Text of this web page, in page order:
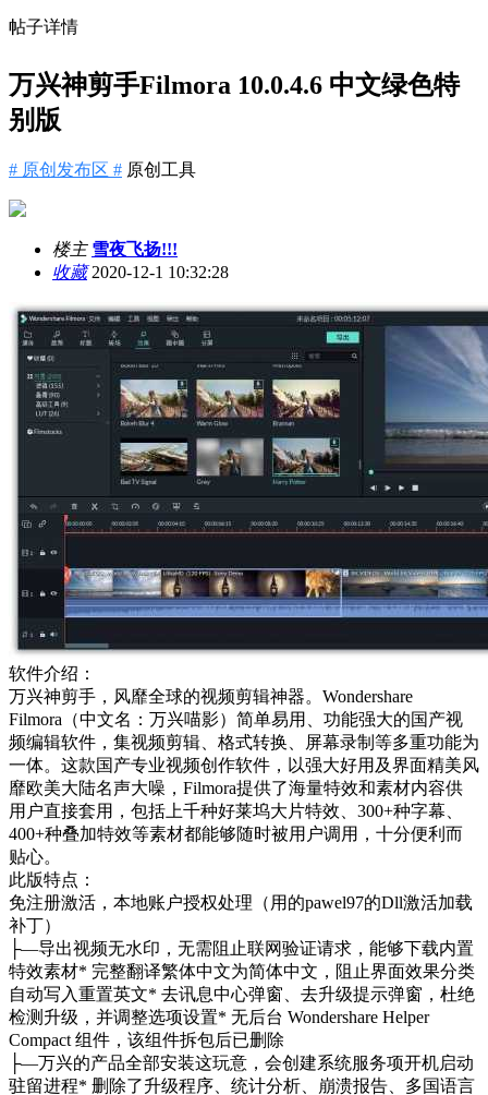
帖子详情
万兴神剪手Filmora 10.0.4.6 中文绿色特
别版
# 原创发布区 # 原创工具
楼主 雪夜飞扬!!!
收藏2020-12-1 10:32:28
软件介绍：
万兴神剪手，风靡全球的视频剪辑神器。Wondershare
Filmora（中文名：万兴喵影）简单易用、功能强大的国产视
频编辑软件，集视频剪辑、格式转换、屏幕录制等多重功能为
一体。这款国产专业视频创作软件，以强大好用及界面精美风
靡欧美大陆名声大噪，Filmora提供了海量特效和素材内容供
用户直接套用，包括上千种好莱坞大片特效、300+种字幕、
400+种叠加特效等素材都能够随时被用户调用，十分便利而
贴心。
此版特点：
免注册激活，本地账户授权处理（用的pawel97的Dll激活加载
补丁）
├—导出视频无水印，无需阻止联网验证请求，能够下载内置
特效素材* 完整翻译繁体中文为简体中文，阻止界面效果分类
自动写入重置英文* 去讯息中心弹窗、去升级提示弹窗，杜绝
检测升级，并调整选项设置* 无后台 Wondershare Helper
Compact 组件，该组件拆包后已删除
├—万兴的产品全部安装这玩意，会创建系统服务项开机启动
驻留进程* 删除了升级程序、统计分析、崩溃报告、多国语言